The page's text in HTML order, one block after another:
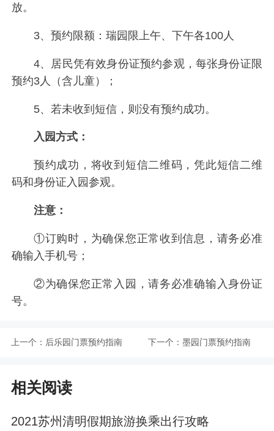
放。
3、预约限额：瑞园限上午、下午各100人
4、居民凭有效身份证预约参观，每张身份证限
预约3人（含儿童）；
5、若未收到短信，则没有预约成功。
入园方式：
预约成功，将收到短信二维码，凭此短信二维
码和身份证入园参观。
注意：
①订购时，为确保您正常收到信息，请务必准
确输入手机号；
②为确保您正常入园，请务必准确输入身份证
号。
上一个： 后乐园门票预约指南 下一个： 墨园门票预约指南
相关阅读
2021苏州清明假期旅游换乘出行攻略